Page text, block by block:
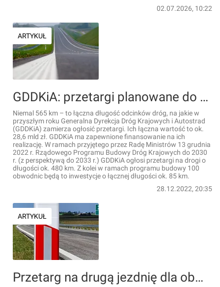
02.07.2026, 10:22
ARTYKUŁ
GDDKiA: przetargi planowane do ogłoszenia w 2023 r. [LISTA + MAPY]
Niemal 565 km – to łączna długość odcinków dróg, na jakie w
przyszłym roku Generalna Dyrekcja Dróg Krajowych i Autostrad
(GDDKiA) zamierza ogłosić przetargi. Ich łączna wartość to ok.
28,6 mld zł. GDDKiA ma zapewnione finansowanie na ich
realizację. W ramach przyjętego przez Radę Ministrów 13 grudnia
2022 r. Rządowego Programu Budowy Dróg Krajowych do 2030
r. (z perspektywą do 2033 r.) GDDKiA ogłosi przetargi na drogi o
długości ok. 480 km. Z kolei w ramach programu budowy 100
obwodnic będą to inwestycje o łącznej długości ok. 85 km.
28.12.2022, 20:35
ARTYKUŁ
Przetarg na drugą jezdnię dla obwodnicy Kępna, w ciągu drogi ekspresowej S11